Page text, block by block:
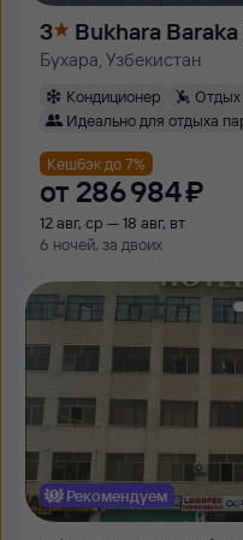
3 Bukhara
Бухара, Узбекистан
Кондиционер Отдых
Идеально для отдыха
Кешбэк до 7%
от 286 ⁠984 ⁠₽
12 авг, ср — 18 авг, вт
6 ночей, за двоих
Рекомендуем